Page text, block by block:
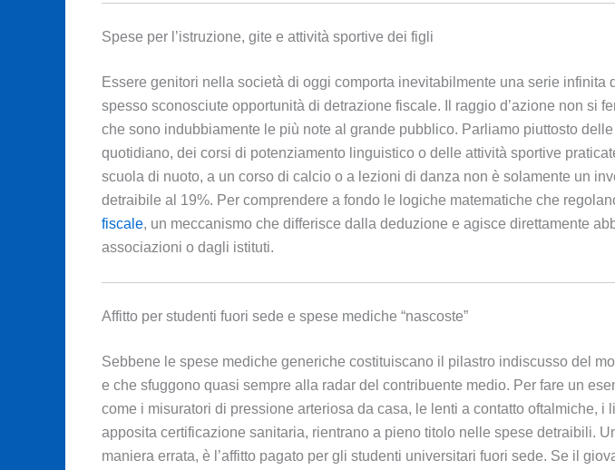
Spese per l’istruzione, gite e attività sportive dei figli
Essere genitori nella società di oggi comporta inevitabilmente una serie
spesso sconosciute opportunità di detrazione fiscale. Il raggio d’azione non si
che sono indubbiamente le più note al grande pubblico. Parliamo piuttosto
quotidiano, dei corsi di potenziamento linguistico o delle attività sportive
scuola di nuoto, a un corso di calcio o a lezioni di danza non è solamente un
detraibile al 19%. Per comprendere a fondo le logiche matematiche che
fiscale, un meccanismo che differisce dalla deduzione e agisce direttamente
associazioni o dagli istituti.
Affitto per studenti fuori sede e spese mediche “nascoste”
Sebbene le spese mediche generiche costituiscano il pilastro indiscusso del
e che sfuggono quasi sempre alla radar del contribuente medio. Per fare un
come i misuratori di pressione arteriosa da casa, le lenti a contatto oftalmiche,
apposita certificazione sanitaria, rientrano a pieno titolo nelle spese detraibili.
maniera errata, è l’affitto pagato per gli studenti universitari fuori sede. Se il